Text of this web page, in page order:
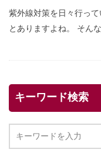
紫外線対策を日々行っ
とありますよね。 そん
キーワード検索